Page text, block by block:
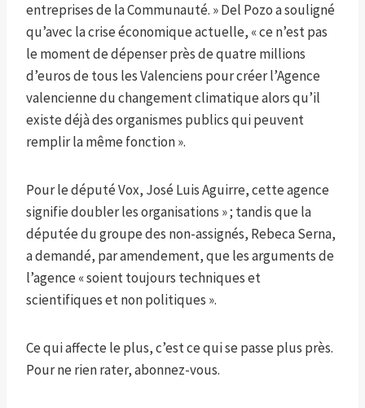
entreprises de la Communauté. » Del Pozo a souligné
qu’avec la crise économique actuelle, « ce n’est pas
le moment de dépenser près de quatre millions
d’euros de tous les Valenciens pour créer l’Agence
valencienne du changement climatique alors qu’il
existe déjà des organismes publics qui peuvent
remplir la même fonction ».
Pour le député Vox, José Luis Aguirre, cette agence
signifie doubler les organisations » ; tandis que la
députée du groupe des non-assignés, Rebeca Serna,
a demandé, par amendement, que les arguments de
l’agence « soient toujours techniques et
scientifiques et non politiques ».
Ce qui affecte le plus, c’est ce qui se passe plus près.
Pour ne rien rater, abonnez-vous.